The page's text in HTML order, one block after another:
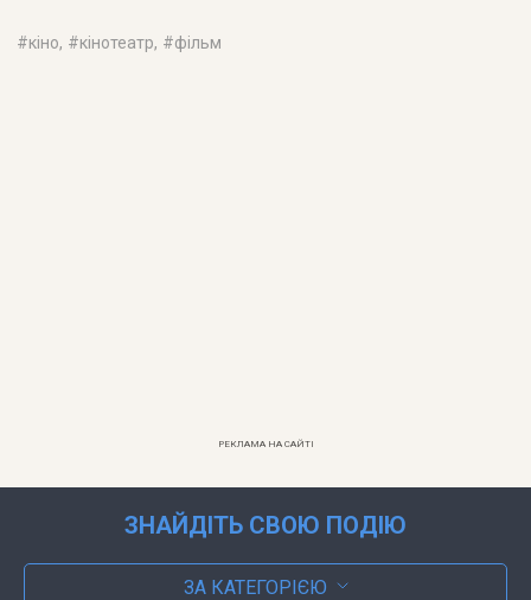
#кіно, #кінотеатр, #фільм
РЕКЛАМА НА САЙТІ
ЗНАЙДІТЬ СВОЮ ПОДІЮ
ЗА КАТЕГОРІЄЮ